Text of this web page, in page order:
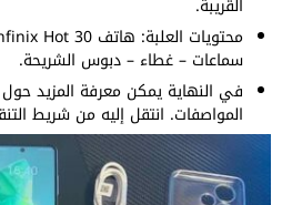
سماعات – غطاء – دبوس الشريحة.
في النهاية يمكن معرفة المزيد
المواصفات. انتقل إليه من شريط